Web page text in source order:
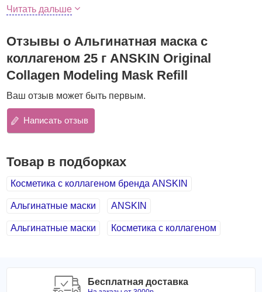
Modeling Mask обеспечивает коже роскошный уход:
упругости и эластичности кожи;
стимулирует процессы регенерации клеток и
выработку естественного коллагена, замедляет
процессы возрастных изменений кожи;
cоздает защитный барьер на коже, оберегая её от
восстанавливает упругость и эластичность кожи, кожа
будто уплотняется изнутри.
Гидролизованный коллаген
разглаживает мелкие морщинки. Обладает
ранозаживляющим и успокаивающим действием,
регенерирующий эффект.
эпидермиса.
Читать дальше
Отзывы о Альгинатная маска с
коллагеном 25 г ANSKIN Original
Collagen Modeling Mask Refill
Ваш отзыв может быть первым.
Написать отзыв
Товар в подборках
Косметика с коллагеном бренда ANSKIN
Альгинатные маски ANSKIN
Альгинатные маски Косметика с коллагеном
Бесплатная доставка